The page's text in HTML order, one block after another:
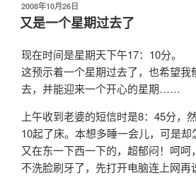
DEV
C++里
入
编”
发
布
于
2008年10月26日
又是一个星期过去了
现在时间是星期天下午17：10分。
这预示着一个星期过去了，也希望我
去，并能迎来一个开心的星期……
上午收到老婆的短信时是8：45分，
10起了床。本想多睡一会儿，可是
又在东一下西一下的，超郁闷！呵呵
不洗脸刷牙了，先打开电脑连上网再